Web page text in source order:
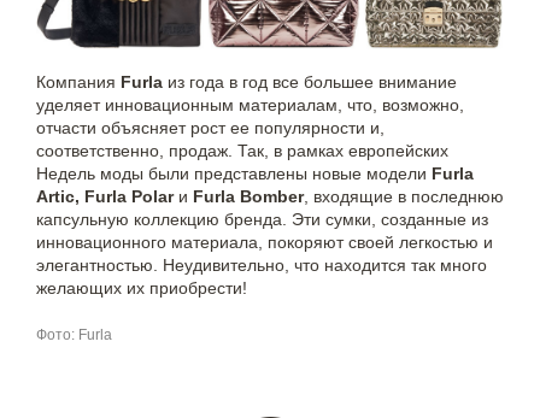
Компания Furla из года в год все большее внимание
уделяет инновационным материалам, что, возможно,
отчасти объясняет рост ее популярности и,
соответственно, продаж. Так, в рамках европейских
Недель моды были представлены новые модели Furla
Artic, Furla Polar и Furla Bomber, входящие в последнюю
капсульную коллекцию бренда. Эти сумки, созданные из
инновационного материала, покоряют своей легкостью и
элегантностью. Неудивительно, что находится так много
желающих их приобрести!
Фото: Furla